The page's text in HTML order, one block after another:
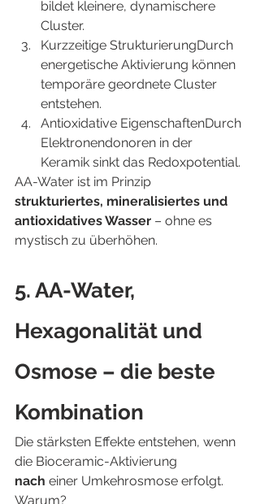
bildet kleinere, dynamischere
Cluster.
Kurzzeitige StrukturierungDurch
energetische Aktivierung können
temporäre geordnete Cluster
entstehen.
Antioxidative EigenschaftenDurch
Elektronendonoren in der
Keramik sinkt das Redoxpotential.
AA-Water ist im Prinzip
strukturiertes, mineralisiertes und
antioxidatives Wasser – ohne es
mystisch zu überhöhen.
5. AA-Water,
Hexagonalität und
Osmose – die beste
Kombination
Die stärksten Effekte entstehen, wenn
die Bioceramic-Aktivierung
nach einer Umkehrosmose erfolgt.
Warum?